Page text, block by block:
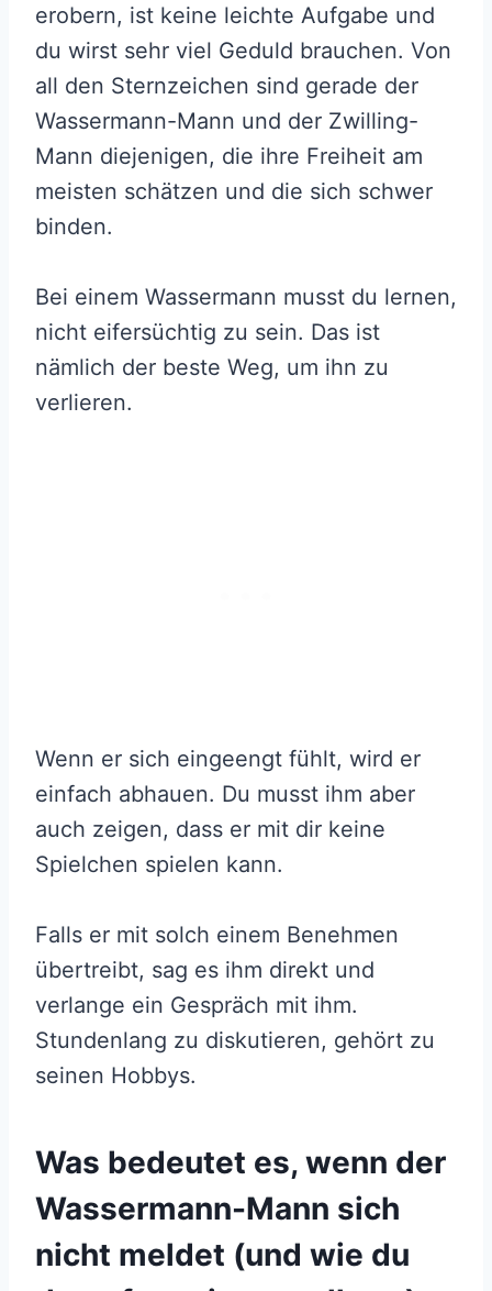
erobern, ist keine leichte Aufgabe und
du wirst sehr viel Geduld brauchen. Von
all den Sternzeichen sind gerade der
Wassermann-Mann und der Zwilling-
Mann diejenigen, die ihre Freiheit am
meisten schätzen und die sich schwer
binden.
Bei einem Wassermann musst du lernen,
nicht eifersüchtig zu sein. Das ist
nämlich der beste Weg, um ihn zu
verlieren.
Wenn er sich eingeengt fühlt, wird er
einfach abhauen. Du musst ihm aber
auch zeigen, dass er mit dir keine
Spielchen spielen kann.
Falls er mit solch einem Benehmen
übertreibt, sag es ihm direkt und
verlange ein Gespräch mit ihm.
Stundenlang zu diskutieren, gehört zu
seinen Hobbys.
Was bedeutet es, wenn der
Wassermann-Mann sich
nicht meldet (und wie du